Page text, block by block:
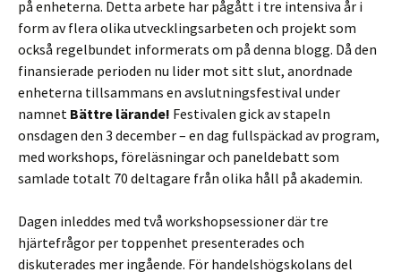
på enheterna. Detta arbete har pågått i tre intensiva år i
form av flera olika utvecklingsarbeten och projekt som
också regelbundet informerats om på denna blogg. Då den
finansierade perioden nu lider mot sitt slut, anordnade
enheterna tillsammans en avslutningsfestival under
namnet Bättre lärande! Festivalen gick av stapeln
onsdagen den 3 december – en dag fullspäckad av program,
med workshops, föreläsningar och paneldebatt som
samlade totalt 70 deltagare från olika håll på akademin.
Dagen inleddes med två workshopsessioner där tre
hjärtefrågor per toppenhet presenterades och
diskuterades mer ingående. För handelshögskolans del